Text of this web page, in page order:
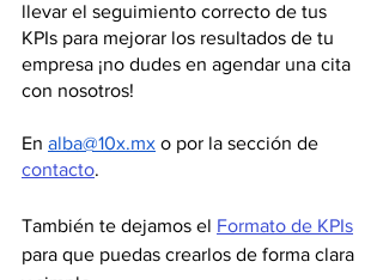
llevar el seguimiento correcto de tus
KPIs para mejorar los resultados de tu
empresa ¡no dudes en agendar una cita
con nosotros!
En alba@10x.mx o por la sección de
contacto.
También te dejamos el Formato de KPIs
para que puedas crearlos de forma clara